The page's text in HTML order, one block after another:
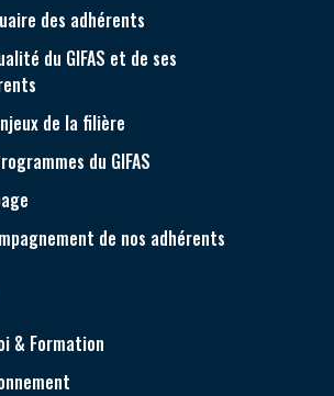
des adhérents
du GIFAS et de ses
de la filière
du GIFAS
de nos adhérents
& Formation